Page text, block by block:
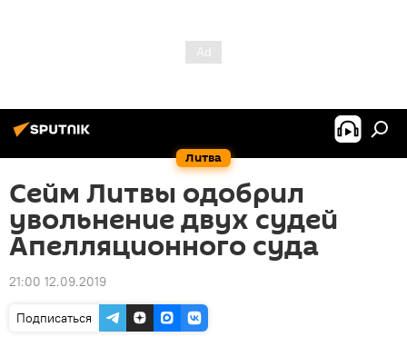
Литва
Сейм Литвы одобрил
увольнение двух судей
Апелляционного суда
21:00 12.09.2019
Подписаться